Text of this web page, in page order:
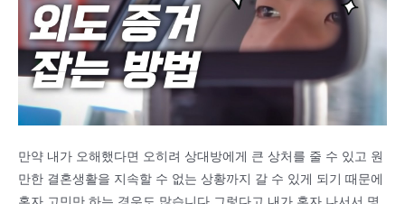
만약 내가 오해했다면 오히려 상대방에게 큰 상처를 줄 수 있고 원
만한 결혼생활을 지속할 수 없는 상황까지 갈 수 있게 되기 때문에
혼자 고민만 하는 경우도 많습니다.그렇다고 내가 혼자 나서서 명